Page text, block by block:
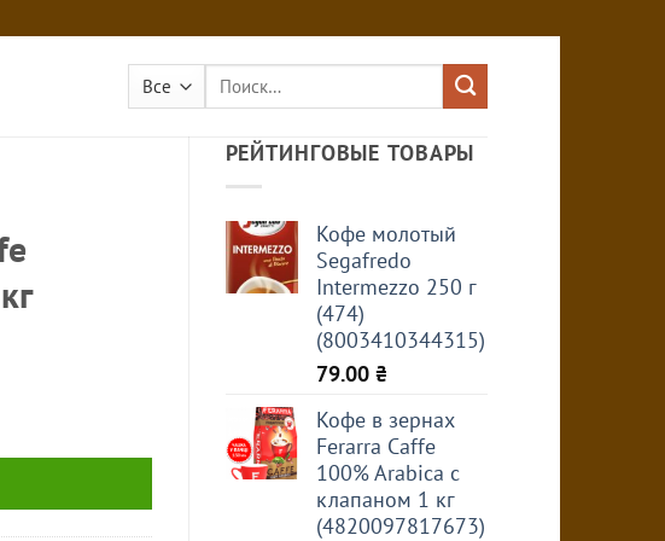
Искать:
РЕЙТИНГОВЫЕ ТОВАРЫ
Кофе молотый
Segafredo
Intermezzo 250 г
(474)
(8003410344315)
79.00 ₴
Кофе в зернах
Ferarra Caffe
100% Arabica с
клапаном 1 кг
(4820097817673)